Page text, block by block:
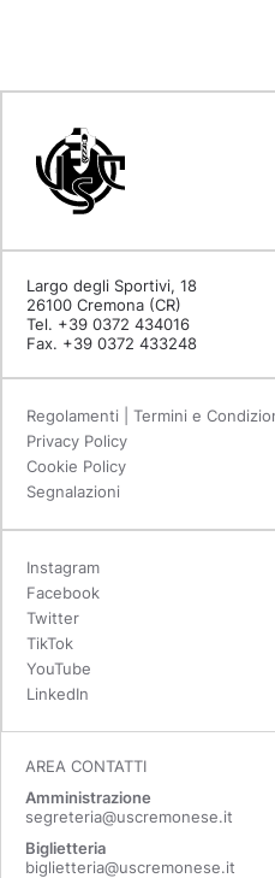
Largo degli Sportivi, 18
26100 Cremona (CR)
Tel. +39 0372 434016
Fax. +39 0372 433248
Regolamenti | Termini e
Privacy Policy
Cookie Policy
Segnalazioni
Instagram
Facebook
Twitter
TikTok
YouTube
LinkedIn
AREA CONTATTI
Amministrazione
segreteria@uscremonese.it
Biglietteria
biglietteria@uscremonese.it